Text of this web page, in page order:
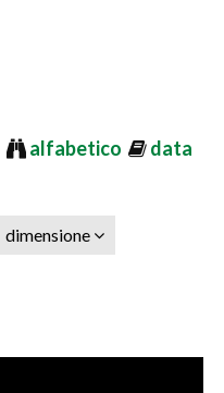
alfabetico data
dimensione